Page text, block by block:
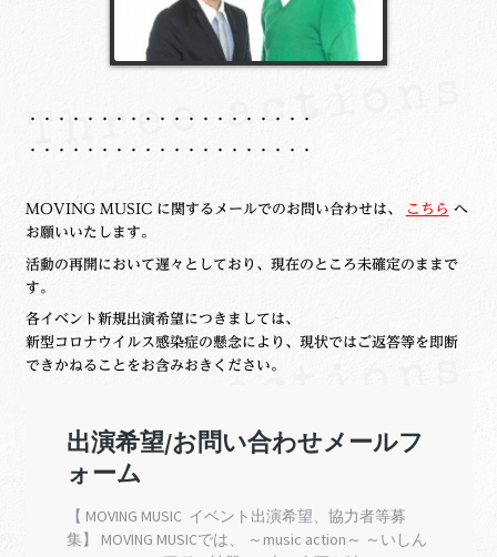
・・・・・・・・・・・・・・・・・・・・
・・・・・・・・・・・・・・・・・・・・
MOVING MUSIC に関するメールでのお問い合わせは、 こちら へ
お願いいたします。
活動の再開において遅々としており、現在のところ未確定のままで
す。
各イベント新規出演希望につきましては、
新型コロナウイルス感染症の懸念により、現状ではご返答等を即断
できかねることをお含みおきください。